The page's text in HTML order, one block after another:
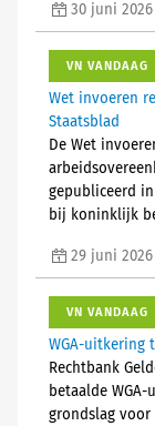
30 juni 2026
VN VANDAAG
Wet invoeren
Staatsblad
De Wet
gepubliceerd
bij koninklijk
29 juni 2026
VN VANDAAG
WGA-uitkering
Rechtbank
betaalde
grondslag